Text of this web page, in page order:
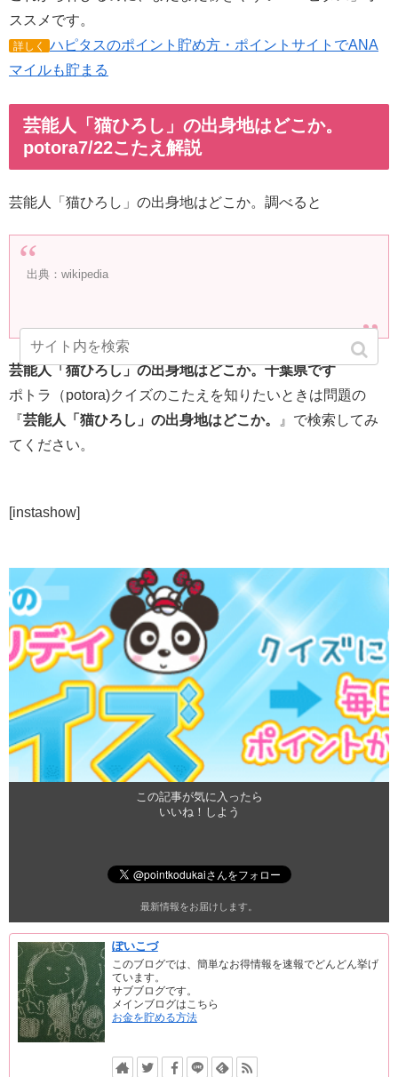
ススメです。
詳しく
ハピタスのポイント貯め方・ポイントサイトでANA
マイルも貯まる
芸能人「猫ひろし」の出身地はどこか。
potora7/22こたえ解説
芸能人「猫ひろし」の出身地はどこか。調べると
出典：wikipedia
芸能人「猫ひろし」の出身地はどこか。千葉県です
ポトラ（potora)クイズのこたえを知りたいときは問題の
『 芸能人「猫ひろし」の出身地はどこか。
』で検索してみ
てください。
[instashow]
この記事が気に入ったら
いいね！しよう
最新情報をお届けします。
ぽいこづ
このブログでは、簡単なお得情報を速報でどんどん挙げ
ています。
サブブログです。
メインブログはこちら
お金を貯める方法